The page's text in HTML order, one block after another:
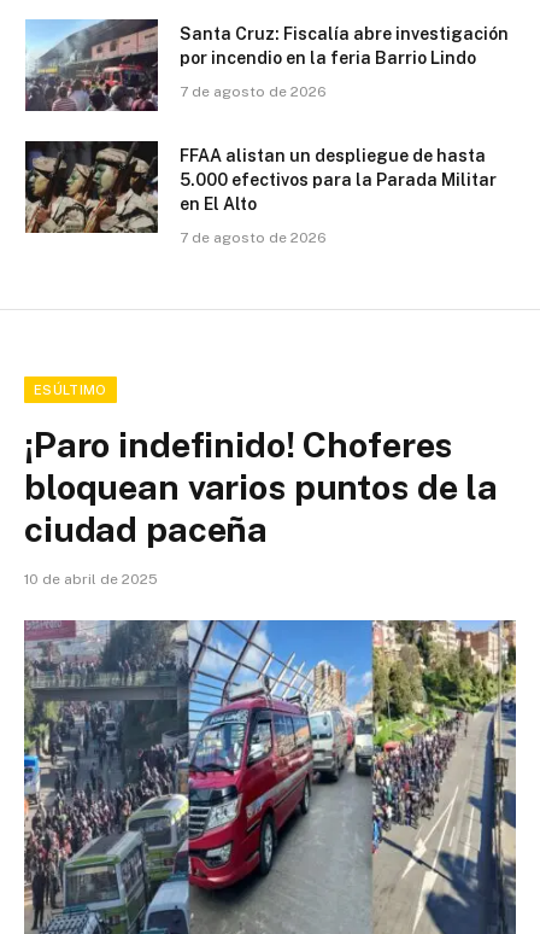
Santa Cruz: Fiscalía abre investigación
por incendio en la feria Barrio Lindo
7 de agosto de 2026
FFAA alistan un despliegue de hasta
5.000 efectivos para la Parada Militar
en El Alto
7 de agosto de 2026
ESÚLTIMO
¡Paro indefinido! Choferes
bloquean varios puntos de la
ciudad paceña
10 de abril de 2025